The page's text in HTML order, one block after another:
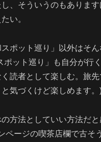
、そういうのもありま
い。
スポット巡り」以外はそ
ポット巡り」も自分が行
読者として楽しむ。旅
気づくけど楽しめます。
方法としていい方法だ
ページの喫茶店欄で古そ